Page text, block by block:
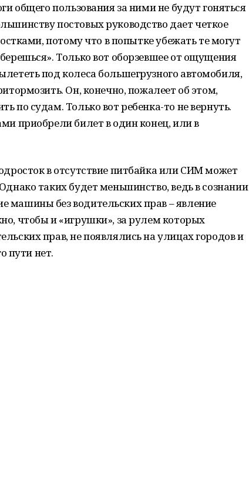
общего пользования за ними не будут гоняться
постовых руководство дает четкое
потому что в попытке убежать те могут
Только вот оборзевшее от ощущения
под колеса большегрузного автомобиля,
Он, конечно, пожалеет об этом,
по судам. Только вот ребенка-то не вернуть.
приобрели билет в один конец, или в
в отсутствие питбайка или СИМ может
таких будет меньшинство, ведь в сознании
машины без водительских прав – явление
чтобы и «игрушки», за рулем которых
прав, не появлялись на улицах городов и
пути нет.